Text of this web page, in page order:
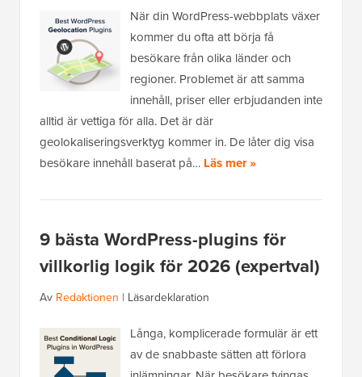
När din WordPress-webbplats växer
kommer du ofta att börja få
besökare från olika länder och
regioner. Problemet är att samma
innehåll, priser eller erbjudanden inte
alltid är vettiga för alla. Det är där
geolokaliseringsverktyg kommer in. De låter dig visa
besökare innehåll baserat på… Läs mer »
9 bästa WordPress-plugins för
villkorlig logik för 2026 (expertval)
Av Redaktionen | Läsardeklaration
Långa, komplicerade formulär är ett
av de snabbaste sätten att förlora